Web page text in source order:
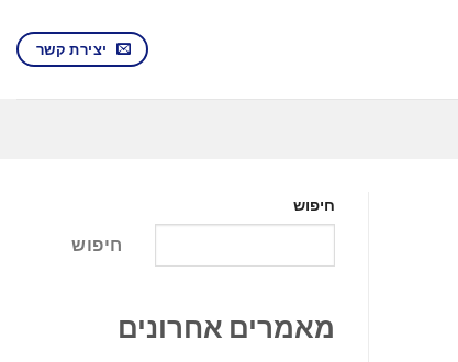
יצירת קשר
חיפוש
חיפוש
מאמרים אחרונים